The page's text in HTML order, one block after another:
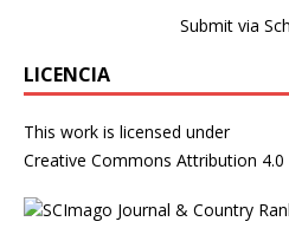
Submit via
LICENCIA
This work is licensed under
Creative Commons Attribution